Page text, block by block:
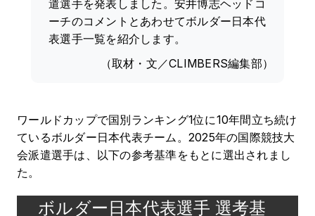
遣選手を発表しました。安井博志ヘッドコ
ーチのコメントとあわせてボルダー日本代
表選手一覧を紹介します。
（取材・文／CLIMBERS編集部）
ワールドカップで国別ランキング1位に10年間立ち続け
ているボルダー日本代表チーム。2025年の国際競技大
会派遣選手は、以下の参考基準をもとに選出されまし
た。
ボルダー日本代表選手 選考基